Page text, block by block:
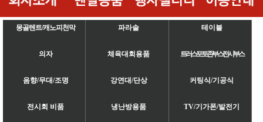
몽골텐트/캐노피천막 파라솔 테이블
의자 체육대회용품 트러스/포토존/부스/전시부스
음향/무대/조명 강연대/단상 커팅식/기공식
전시회 비품 냉난방용품 TV/기가폰/발전기